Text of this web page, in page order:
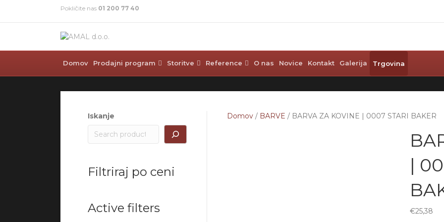
Pokličite nas 01 200 77 40
Domov Prodajni program Storitve Reference O nas Novice Kontakt Galerija Trgovina
Domov / BARVE / BARVA ZA KOVINE | 0007 STARI BAKER
|
€25,38
Iskanje
Filtriraj po ceni
Active filters